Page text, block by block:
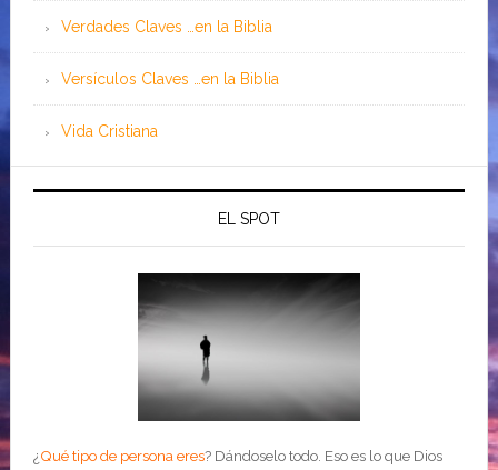
Verdades Claves …en la Biblia
Versículos Claves …en la Biblia
Vida Cristiana
EL SPOT
¿Qué tipo de persona eres? Dándoselo todo. Eso es lo que Dios